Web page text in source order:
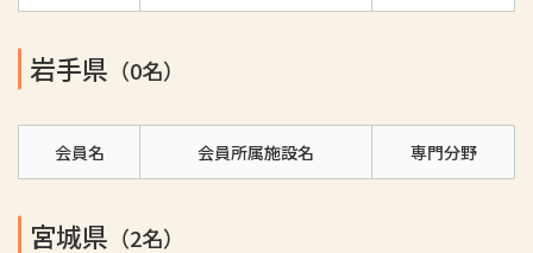
岩手県 （0名）
会員名 会員所属施設名 専門分野
宮城県 （2名）